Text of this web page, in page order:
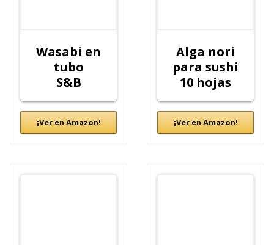
Wasabi en
tubo
S&B
¡Ver en Amazon!
Alga nori
para sushi
10 hojas
¡Ver en Amazon!